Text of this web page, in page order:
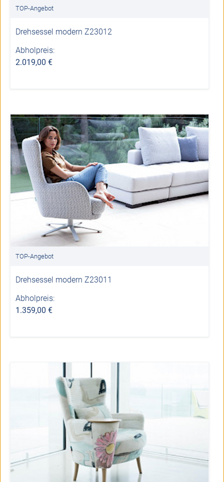
TOP-Angebot
Drehsessel modern Z23012
Abholpreis:
2.019,00 €
TOP-Angebot
Drehsessel modern Z23011
Abholpreis:
1.359,00 €